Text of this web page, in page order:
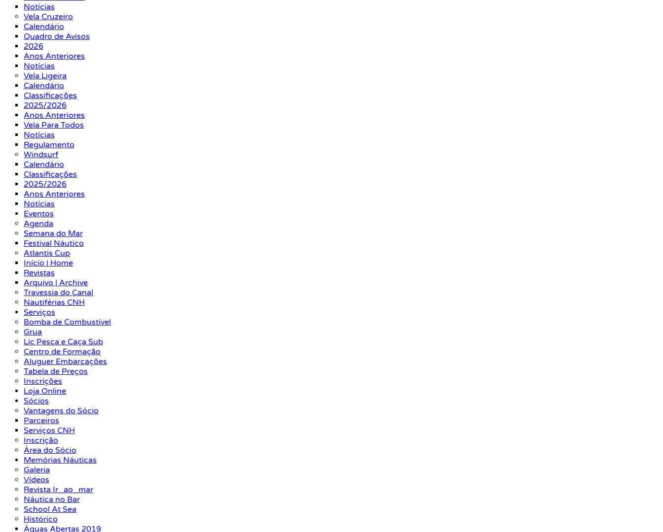
Notícias
Vela Cruzeiro
Calendário
Quadro de Avisos
2026
Anos Anteriores
Notícias
Vela Ligeira
Calendário
Classificações
2025/2026
Anos Anteriores
Vela Para Todos
Notícias
Regulamento
Windsurf
Calendário
Classificações
2025/2026
Anos Anteriores
Notícias
Eventos
Agenda
Semana do Mar
Festival Náutico
Atlantis Cup
Início | Home
Revistas
Arquivo | Archive
Travessia do Canal
Nautiférias CNH
Serviços
Bomba de Combustível
Grua
Lic Pesca e Caça Sub
Centro de Formação
Aluguer Embarcações
Tabela de Preços
Inscrições
Loja Online
Sócios
Vantagens do Sócio
Parceiros
Serviços CNH
Inscrição
Área do Sócio
Memórias Náuticas
Galeria
Vídeos
Revista Ir_ao_mar
Náutica no Bar
School At Sea
Histórico
Águas Abertas 2019